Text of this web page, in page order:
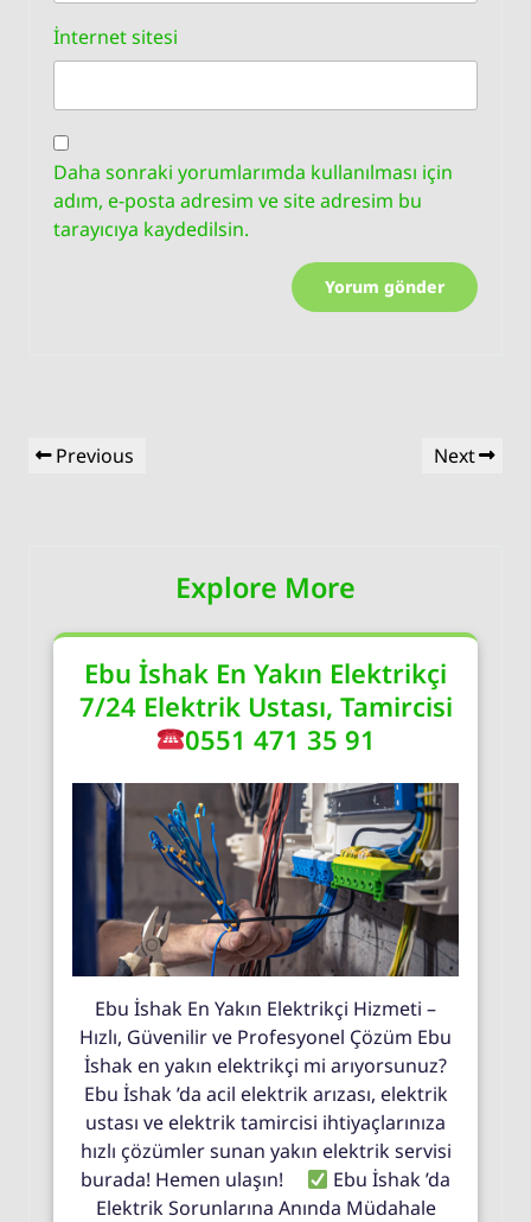
İnternet sitesi
Daha sonraki yorumlarımda kullanılması için
adım, e-posta adresim ve site adresim bu
tarayıcıya kaydedilsin.
Yazı
gezinmesi
Previous
Previous
Next
Next
Explore More
Ebu İshak En Yakın Elektrikçi
7/24 Elektrik Ustası, Tamircisi
0551 471 35 91
Ebu İshak En Yakın Elektrikçi Hizmeti –
Hızlı, Güvenilir ve Profesyonel Çözüm Ebu
İshak en yakın elektrikçi mi arıyorsunuz?
Ebu İshak ’da acil elektrik arızası, elektrik
ustası ve elektrik tamircisi ihtiyaçlarınıza
hızlı çözümler sunan yakın elektrik servisi
burada! Hemen ulaşın!
Ebu İshak ’da
Elektrik Sorunlarına Anında Müdahale